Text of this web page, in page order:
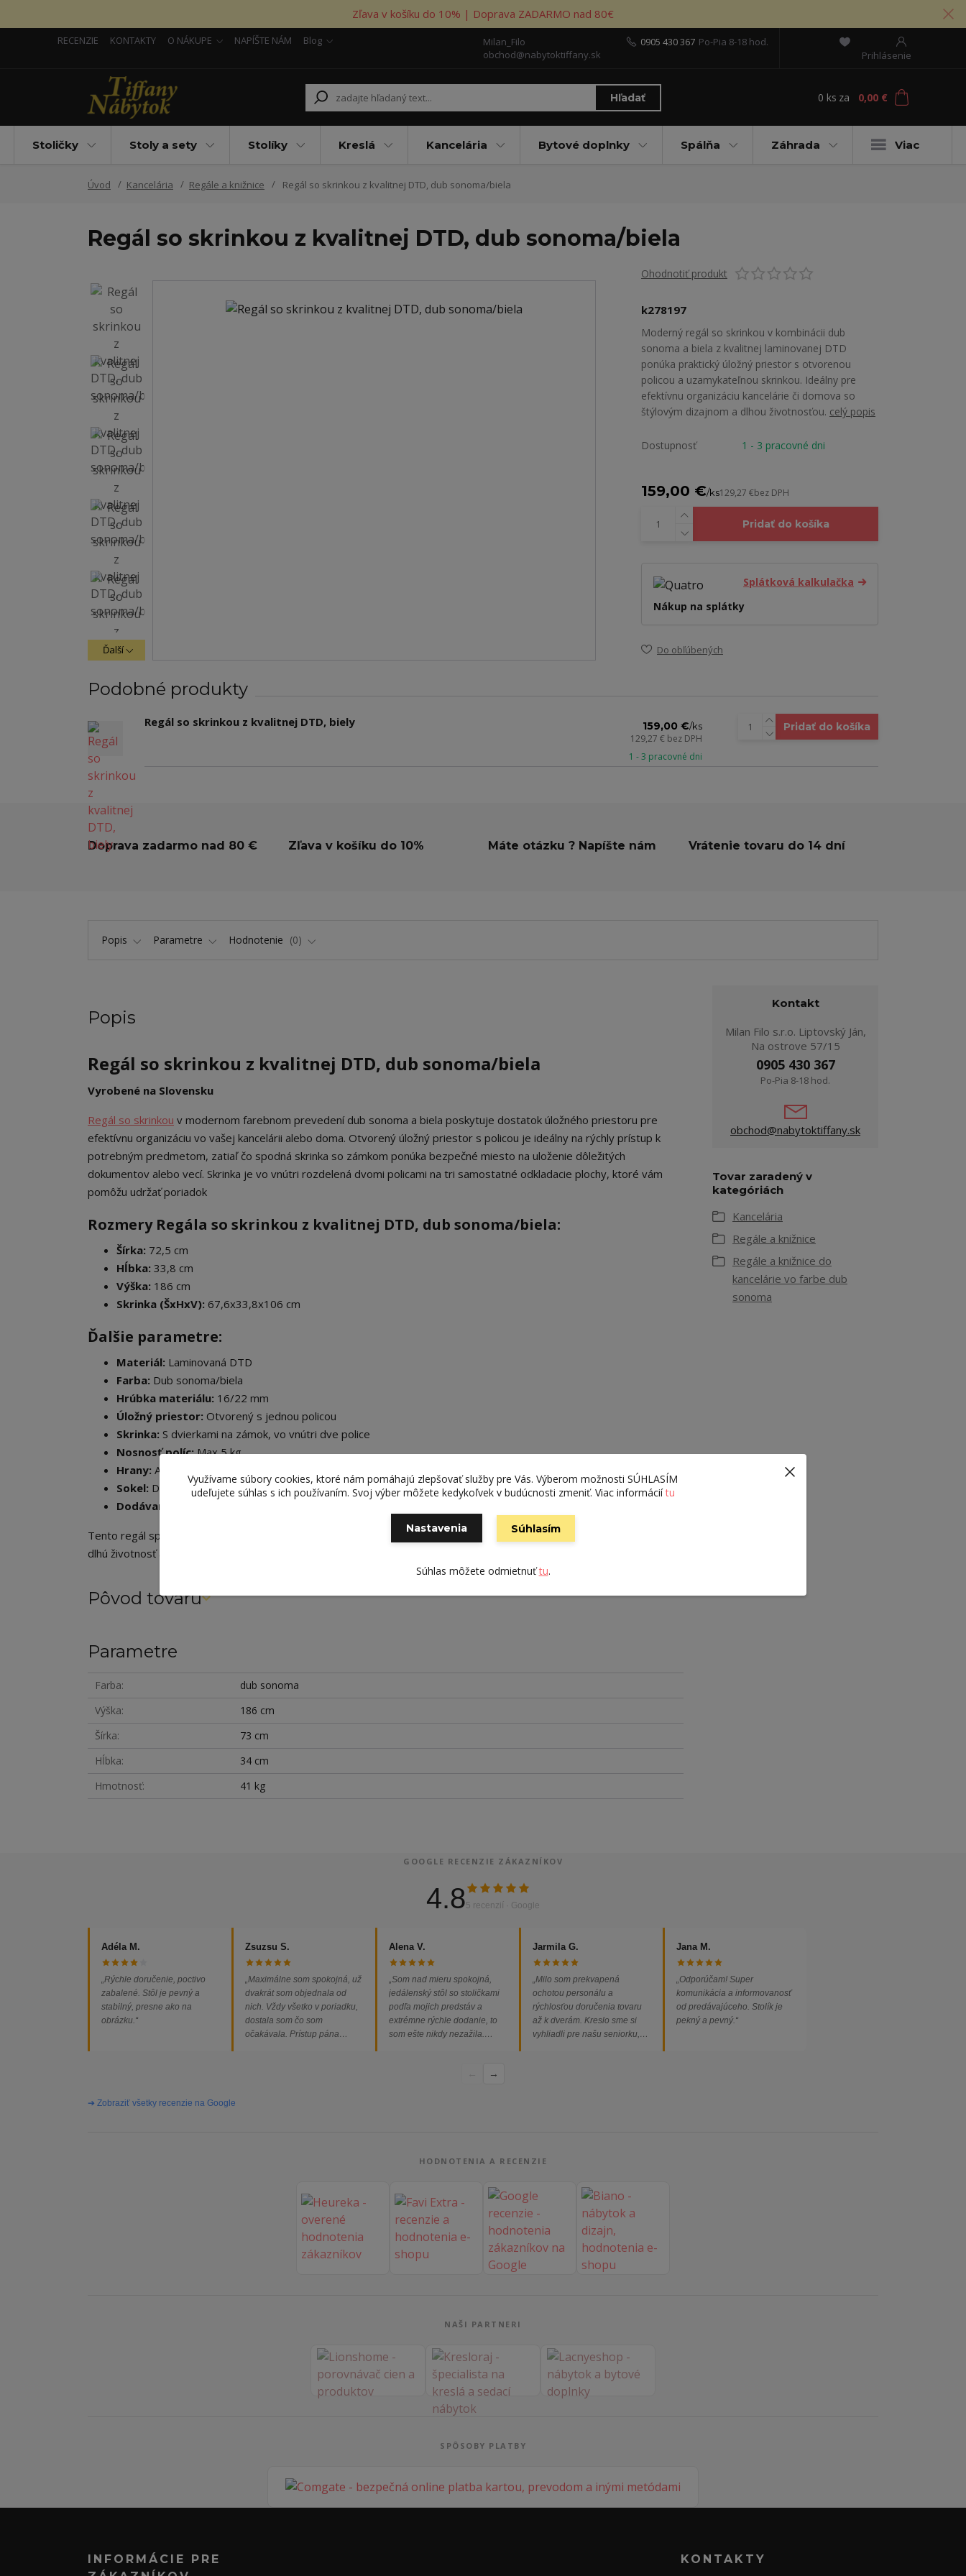
Zľava v košíku do 10% | Doprava ZADARMO nad 80€
RECENZIE KONTAKTY O NÁKUPE NAPÍŠTE NÁM
Blog
Prihlásenie
Hľadať
Milan_Filo
obchod@nabytoktiffany.sk
0905 430 367 Po-Pia 8-18 hod.
0 ks za 0,00 €
Stoličky Stoly a sety Stolíky Kreslá Kancelária Bytové doplnky Spálňa Záhrada Viac
Úvod Kancelária Regále a knižnice Regál so skrinkou z kvalitnej DTD, dub sonoma/biela
Regál so skrinkou z kvalitnej DTD, dub sonoma/biela
Ďalší
Ohodnotiť produkt
k278197
Moderný regál so skrinkou v kombinácii dub
sonoma a biela z kvalitnej laminovanej DTD
ponúka praktický úložný priestor s otvorenou
policou a uzamykateľnou skrinkou. Ideálny pre
efektívnu organizáciu kancelárie či domova so
štýlovým dizajnom a dlhou životnosťou. celý popis
Dostupnosť 1 - 3 pracovné dni
159,00 €/ks129,27 €bez DPH
Pridať do košíka
Splátková kalkulačka
Nákup na splátky
Do obľúbených
Podobné produkty
Regál so skrinkou z kvalitnej DTD, biely 159,00 €/ks
129,27 € bez DPH
1 - 3 pracovné dni
Pridať do košíka
Doprava zadarmo nad 80 € Zľava v košíku do 10% Máte otázku ? Napíšte nám Vrátenie tovaru do 14 dní
Popis Parametre Hodnotenie 0
Popis
Regál so skrinkou z kvalitnej DTD, dub sonoma/biela
Vyrobené na Slovensku
Regál so skrinkou v modernom farebnom prevedení dub sonoma a biela poskytuje dostatok úložného priestoru pre
efektívnu organizáciu vo vašej kancelárii alebo doma. Otvorený úložný priestor s policou je ideálny na rýchly prístup k
potrebným predmetom, zatiaľ čo spodná skrinka so zámkom ponúka bezpečné miesto na uloženie dôležitých
dokumentov alebo vecí. Skrinka je vo vnútri rozdelená dvomi policami na tri samostatné odkladacie plochy, ktoré vám
pomôžu udržať poriadok
Rozmery Regála so skrinkou z kvalitnej DTD, dub sonoma/biela:
Šírka: 72,5 cm
Hĺbka: 33,8 cm
Výška: 186 cm
Skrinka (ŠxHxV): 67,6x33,8x106 cm
Ďalšie parametre:
Materiál: Laminovaná DTD
Farba: Dub sonoma/biela
Hrúbka materiálu: 16/22 mm
Úložný priestor: Otvorený s jednou policou
Skrinka: S dvierkami na zámok, vo vnútri dve police
Nosnosť políc:Max 5 kg
Hrany: ABS hrany pre zvýšenú odolnosť
Sokel: Dodávané so spodným soklom pre stabilitu
Dodávané v demonte
Tento regál spája funkčnosť so štýlovým dizajnom a je vyrobený na Slovensku z kvalitných materiálov, ktoré zabezpečia
dlhú životnosť a pevnosť nábytku
Pôvod tovaru
Parametre
Farba
dub sonoma
Výška
186 cm
Šírka
73 cm
Hĺbka
34 cm
Hmotnosť
41 kg
Kontakt
Milan Filo s.r.o. Liptovský Ján,
Na ostrove 57/15
0905 430 367
Po-Pia 8-18 hod.
obchod@nabytoktiffany.sk
Tovar zaradený v
kategóriách
Kancelária
Regále a knižnice
Regále a knižnice do
kancelárie vo farbe dub
sonoma
GOOGLE RECENZIE ZÁKAZNÍKOV
4.85 recenzií · Google
Adéla M.
„Rýchle doručenie, poctivo
zabalené. Stôl je pevný a
stabilný, presne ako na
obrázku.“
Zsuzsu S.
„Maximálne som spokojná, už
dvakrát som objednala od
nich. Vždy všetko v poriadku,
dostala som čo som
očakávala. Prístup pána
Alena V.
„Som nad mieru spokojná,
jedálenský stôl so stoličkami
podľa mojich predstáv a
extrémne rýchle dodanie, to
som ešte nikdy nezažila.
Jarmila G.
„Milo som prekvapená
ochotou personálu a
rýchlosťou doručenia tovaru
až k dverám. Kreslo sme si
vyhliadli pre našu seniorku,
Jana M.
„Odporúčam! Super
komunikácia a informovanosť
od predávajúceho. Stolík je
pekný a pevný.“
→
➔ Zobraziť všetky recenzie na Google
HODNOTENIA A RECENZIE
NAŠI PARTNERI
SPÔSOBY PLATBY
INFORMÁCIE PRE
KONTAKTY
Využívame súbory cookies, ktoré nám pomáhajú zlepšovať služby pre Vás. Výberom možnosti SÚHLASÍM
udeľujete súhlas s ich používaním. Svoj výber môžete kedykoľvek v budúcnosti zmeniť. Viac informáciítu
Nastavenia Súhlasím
Súhlas môžete odmietnuťtu.